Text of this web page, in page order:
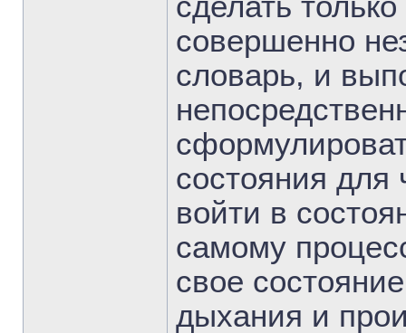
совершенно
словарь, и
состояния для
войти в
самому
свое
дыхания и